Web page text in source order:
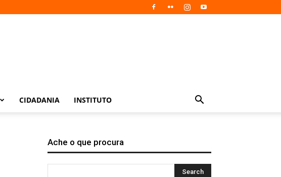
CIDADANIA INSTITUTO
Ache o que procura